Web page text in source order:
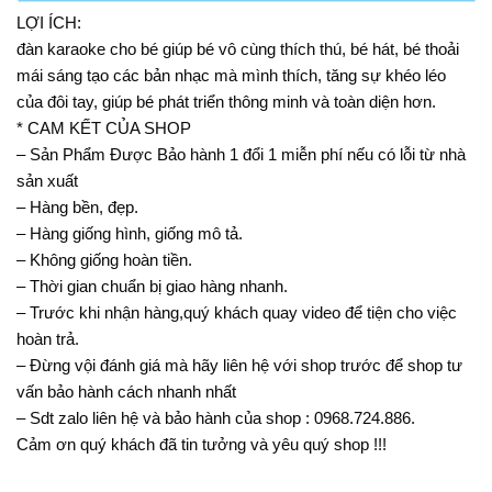
LỢI ÍCH:
đàn karaoke cho bé giúp bé vô cùng thích thú, bé hát, bé thoải
mái sáng tạo các bản nhạc mà mình thích, tăng sự khéo léo
của đôi tay, giúp bé phát triển thông minh và toàn diện hơn.
* CAM KẾT CỦA SHOP
– Sản Phẩm Được Bảo hành 1 đổi 1 miễn phí nếu có lỗi từ nhà
sản xuất
– Hàng bền, đẹp.
– Hàng giống hình, giống mô tả.
– Không giống hoàn tiền.
– Thời gian chuẩn bị giao hàng nhanh.
– Trước khi nhận hàng,quý khách quay video để tiện cho việc
hoàn trả.
– Đừng vội đánh giá mà hãy liên hệ với shop trước để shop tư
vấn bảo hành cách nhanh nhất
– Sdt zalo liên hệ và bảo hành của shop : 0968.724.886.
Cảm ơn quý khách đã tin tưởng và yêu quý shop !!!